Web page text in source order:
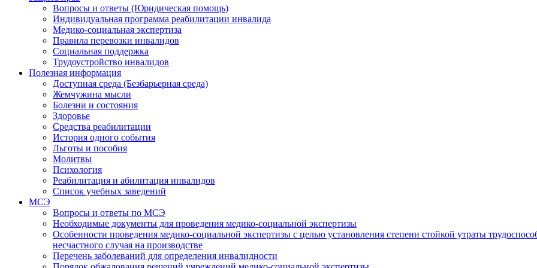
Вопросы и ответы (Юридическая помощь)
Индивидуальная программа реабилитации инвалида
Медико-социальная экспертиза
Правила перевозки инвалидов
Социальная поддержка
Трудоустройство инвалидов
Полезная информация
Доступная среда (Безбарьерная среда)
Жемчужина мысли
Болезни и состояния
Здоровье
Средства реабилитации
История одного события
Льготы и пособия
Молитвы
Психология
Реабилитация и абилитация инвалидов
Список учебных заведений
МСЭ
Вопросы и ответы по МСЭ
Необходимые документы для проведения медико-социальной экспертизы
Особенности проведения медико-социальной экспертизы с целью установления степени стойкой утраты
несчастного случая на производстве
Перечень заболеваний для определения инвалидности